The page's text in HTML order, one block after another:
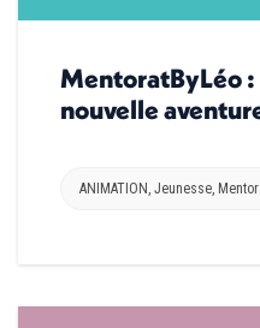
MentoratByLéo
nouvelle
ANIMATION , Jeunesse,